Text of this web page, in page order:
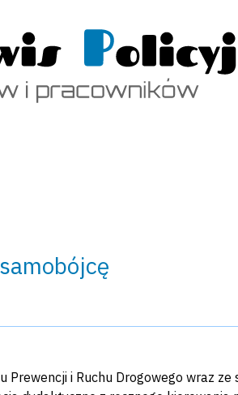
Prewencji i Ruchu Drogowego wraz ze